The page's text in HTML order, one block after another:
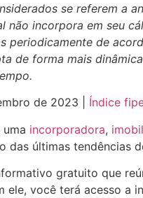
se referem a
não incorpora em seu
periodicamente de
de forma mais
de 2023 | Índice
incorporadora,
das últimas tendências
gratuito que
ele, você terá acesso a